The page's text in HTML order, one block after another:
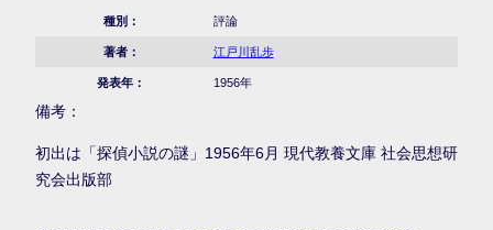
種別： 評論
著者： 江戸川乱歩
発表年： 1956年
備考：
初出は「探偵小説の謎」1956年6月 現代教養文庫 社会思想研
究会出版部